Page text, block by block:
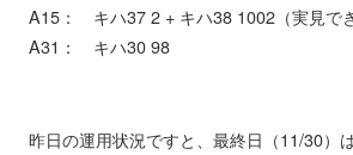
A15： キハ37 2 + キハ38 1002（実見でき
A31： キハ30 98
昨日の運用状況ですと、最終日（11/30）